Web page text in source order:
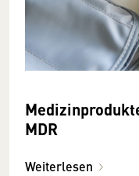
MDR
Weiterlesen